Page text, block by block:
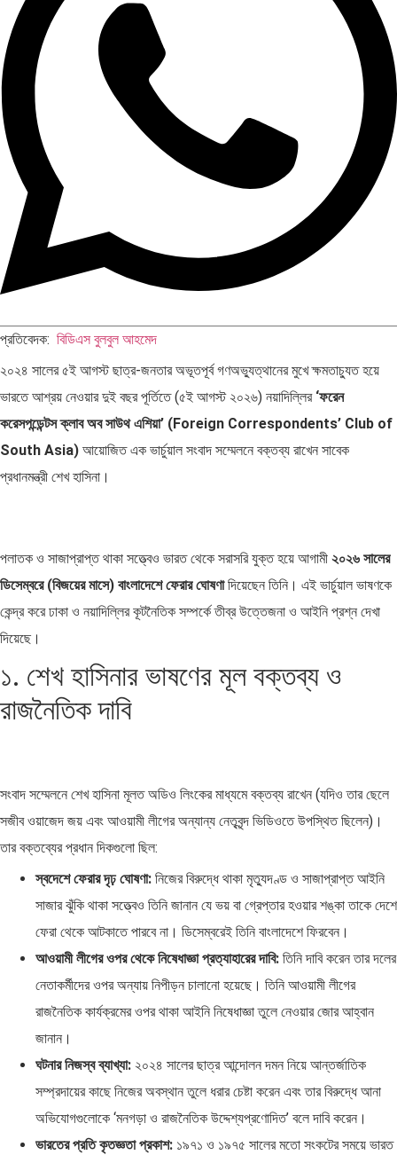
প্রতিবেদক: বিডিএস বুলবুল আহমেদ
২০২৪ সালের ৫ই আগস্ট ছাত্র-জনতার অভূতপূর্ব গণঅভ্যুত্থানের মুখে ক্ষমতাচ্যুত হয়ে
ভারতে আশ্রয় নেওয়ার দুই বছর পূর্তিতে (৫ই আগস্ট ২০২৬) নয়াদিল্লির ‘ফরেন
করেসপন্ডেন্টস ক্লাব অব সাউথ এশিয়া’ (Foreign Correspondents’ Club of
South Asia) আয়োজিত এক ভার্চুয়াল সংবাদ সম্মেলনে বক্তব্য রাখেন সাবেক
প্রধানমন্ত্রী শেখ হাসিনা।
পলাতক ও সাজাপ্রাপ্ত থাকা সত্ত্বেও ভারত থেকে সরাসরি যুক্ত হয়ে আগামী ২০২৬ সালের
ডিসেম্বরে (বিজয়ের মাসে) বাংলাদেশে ফেরার ঘোষণাদিয়েছেন তিনি। এই ভার্চুয়াল ভাষণকে
কেন্দ্র করে ঢাকা ও নয়াদিল্লির কূটনৈতিক সম্পর্কে তীব্র উত্তেজনা ও আইনি প্রশ্ন দেখা
দিয়েছে।
১. শেখ হাসিনার ভাষণের মূল বক্তব্য ও
রাজনৈতিক দাবি
সংবাদ সম্মেলনে শেখ হাসিনা মূলত অডিও লিংকের মাধ্যমে বক্তব্য রাখেন (যদিও তার ছেলে
সজীব ওয়াজেদ জয় এবং আওয়ামী লীগের অন্যান্য নেতৃবৃন্দ ভিডিওতে উপস্থিত ছিলেন)।
তার বক্তব্যের প্রধান দিকগুলো ছিল:
স্বদেশে ফেরার দৃঢ় ঘোষণা: নিজের বিরুদ্ধে থাকা মৃত্যুদণ্ড ও সাজাপ্রাপ্ত আইনি
সাজার ঝুঁকি থাকা সত্ত্বেও তিনি জানান যে ভয় বা গ্রেপ্তার হওয়ার শঙ্কা তাকে দেশে
ফেরা থেকে আটকাতে পারবে না। ডিসেম্বরেই তিনি বাংলাদেশে ফিরবেন।
আওয়ামী লীগের ওপর থেকে নিষেধাজ্ঞা প্রত্যাহারের দাবি: তিনি দাবি করেন তার দলের
নেতাকর্মীদের ওপর অন্যায় নিপীড়ন চালানো হয়েছে। তিনি আওয়ামী লীগের
রাজনৈতিক কার্যক্রমের ওপর থাকা আইনি নিষেধাজ্ঞা তুলে নেওয়ার জোর আহ্বান
জানান।
ঘটনার নিজস্ব ব্যাখ্যা: ২০২৪ সালের ছাত্র আন্দোলন দমন নিয়ে আন্তর্জাতিক
সম্প্রদায়ের কাছে নিজের অবস্থান তুলে ধরার চেষ্টা করেন এবং তার বিরুদ্ধে আনা
অভিযোগগুলোকে ‘মনগড়া ও রাজনৈতিক উদ্দেশ্যপ্রণোদিত’ বলে দাবি করেন।
ভারতের প্রতি কৃতজ্ঞতা প্রকাশ: ১৯৭১ ও ১৯৭৫ সালের মতো সংকটের সময়ে ভারত